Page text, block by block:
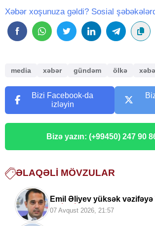
Xəbər xoşunuza gəldi? Sosial
media xəbər gündəm ölkə
Bizi Facebook-da
izləyin
Bizə yazın: (+99450) 247 90
ƏLAQƏLI MÖVZULAR
Emil Əliyev yüksək vəzifəyə
EDİLDİ
07 Avqust 2026, 21:57